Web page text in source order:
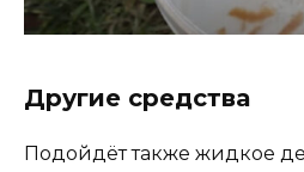
Другие средства
Подойдёт также жидкое